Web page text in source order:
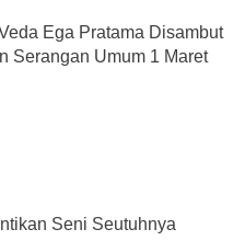
Ega Pratama Disambut
Serangan Umum 1 Maret
Seni Seutuhnya